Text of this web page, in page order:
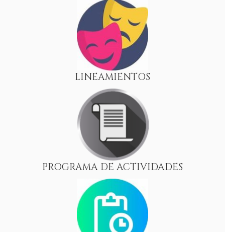
LINEAMIENTOS
PROGRAMA DE ACTIVIDADES